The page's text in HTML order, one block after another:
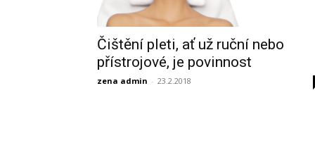
Čištění pleti, ať už ruční nebo
přístrojové, je povinnost
zena admin - 23.2.2018